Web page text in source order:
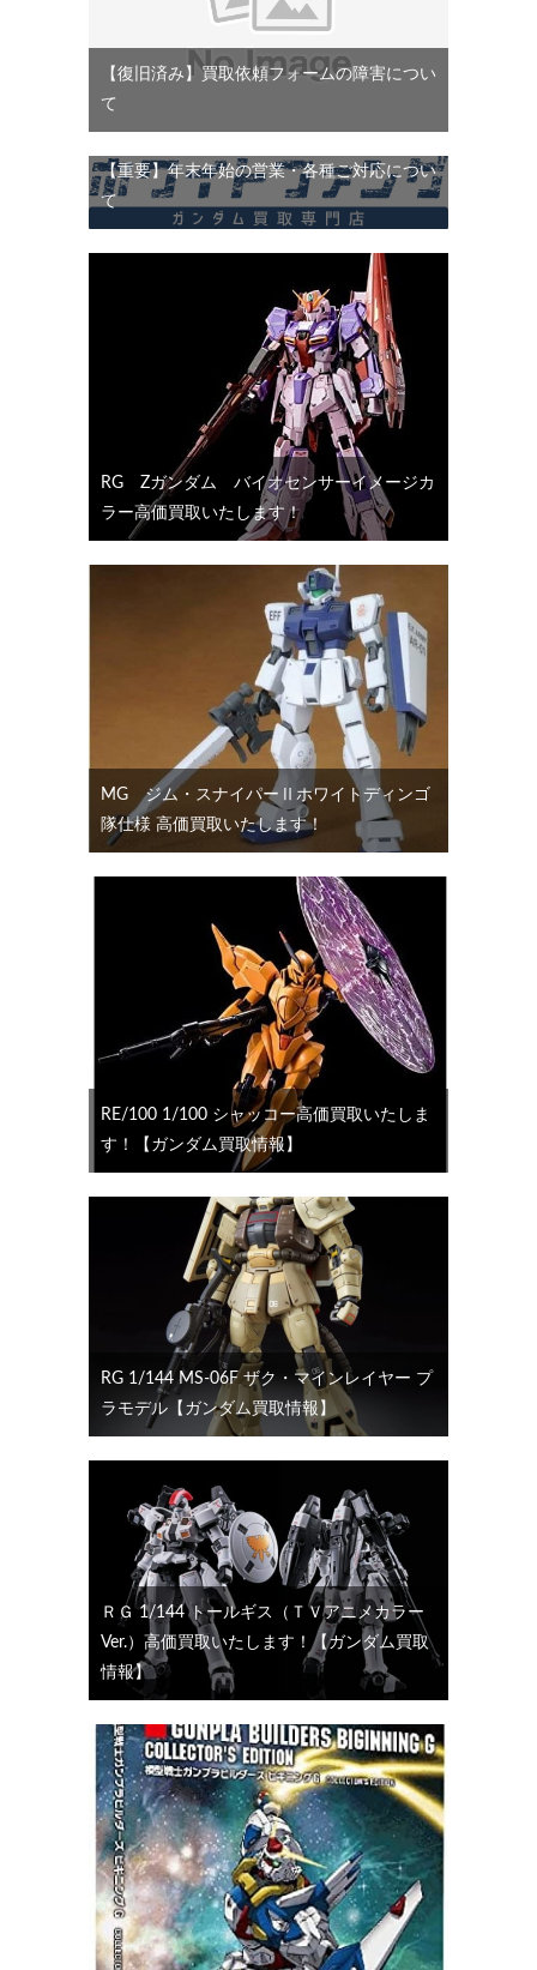
【復旧済み】買取依頼フォームの障害につい
て
【重要】年末年始の営業・各種ご対応につい
て
RG Ζガンダム バイオセンサーイメージカ
ラー高価買取いたします！
MG ジム・スナイパーⅡホワイトディンゴ
隊仕様 高価買取いたします！
RE/100 1/100 シャッコー高価買取いたしま
す！【ガンダム買取情報】
RG 1/144 MS-06F ザク・マインレイヤー プ
ラモデル【ガンダム買取情報】
ＲＧ 1/144 トールギス（ＴＶアニメカラー
Ver.）高価買取いたします！【ガンダム買取
情報】